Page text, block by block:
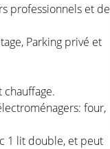
professionnels et de
Parking privé et
chauffage.
four,
1 lit double, et peut